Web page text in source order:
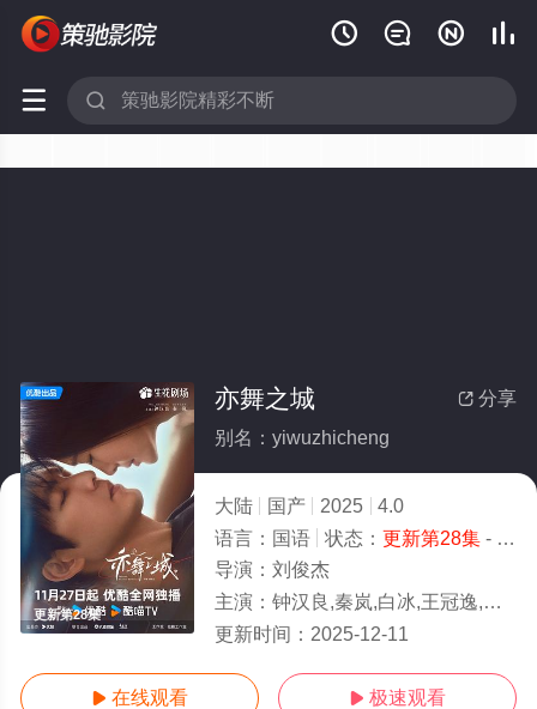
   
 
更新第28集
 分享
亦舞之城
别名：yiwuzhicheng
大陆 国产 2025
4.0
语言： 国语 状态： 更新第28集- 免费在线观看
导演： 刘俊杰
主演： 钟汉良,秦岚,白冰,王冠逸,王真儿,王一舟,张云琪,李嘉灏,陈瑾,张太文
更新时间： 2025-12-11
 在线观看  极速观看